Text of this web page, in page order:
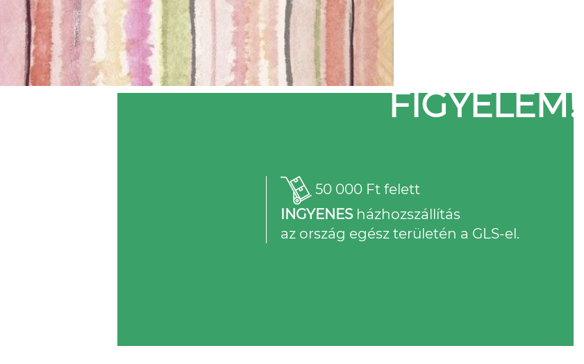
FIGYELEM!
50 000 Ft felett
INGYENESházhozszállítás
az ország egész területén a GLS-el.